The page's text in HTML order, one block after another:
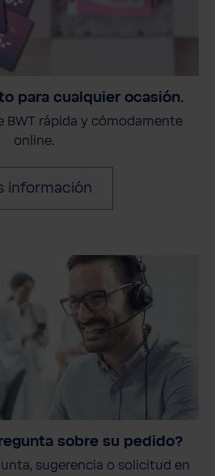
para cualquier ocasión.
BWT rápida y cómodamente
online.
información
sobre su pedido?
sugerencia o solicitud en